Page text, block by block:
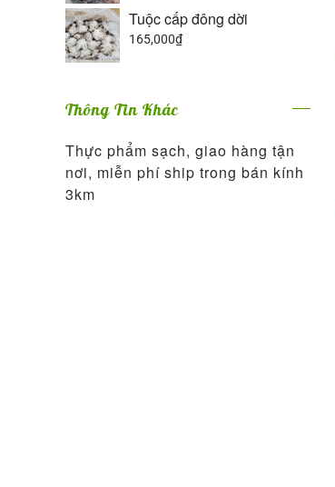
Tuộc cấp đông dời
165,000₫
Thông Tin Khác
Thực phẩm sạch, giao hàng tận
nơi, miễn phí ship trong bán kính
3km